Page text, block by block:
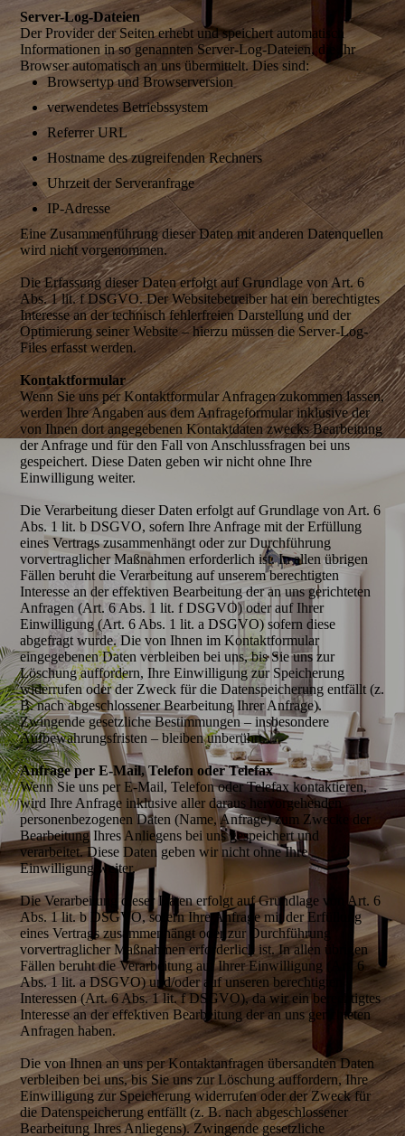
Server-Log-Dateien
Der Provider der Seiten erhebt und speichert automatisch
Informationen in so genannten Server-Log-Dateien, die Ihr
Browser automatisch an uns übermittelt. Dies sind:
Browsertyp und Browserversion
verwendetes Betriebssystem
Referrer URL
Hostname des zugreifenden Rechners
Uhrzeit der Serveranfrage
IP-Adresse
Eine Zusammenführung dieser Daten mit anderen Datenquellen
wird nicht vorgenommen.
Die Erfassung dieser Daten erfolgt auf Grundlage von Art. 6
Abs. 1 lit. f DSGVO. Der Websitebetreiber hat ein berechtigtes
Interesse an der technisch fehlerfreien Darstellung und der
Optimierung seiner Website – hierzu müssen die Server-Log-
Files erfasst werden.
Kontaktformular
Wenn Sie uns per Kontaktformular Anfragen zukommen lassen,
werden Ihre Angaben aus dem Anfrageformular inklusive der
von Ihnen dort angegebenen Kontaktdaten zwecks Bearbeitung
der Anfrage und für den Fall von Anschlussfragen bei uns
gespeichert. Diese Daten geben wir nicht ohne Ihre
Einwilligung weiter.
Die Verarbeitung dieser Daten erfolgt auf Grundlage von Art. 6
Abs. 1 lit. b DSGVO, sofern Ihre Anfrage mit der Erfüllung
eines Vertrags zusammenhängt oder zur Durchführung
vorvertraglicher Maßnahmen erforderlich ist. In allen übrigen
Fällen beruht die Verarbeitung auf unserem berechtigten
Interesse an der effektiven Bearbeitung der an uns gerichteten
Anfragen (Art. 6 Abs. 1 lit. f DSGVO) oder auf Ihrer
Einwilligung (Art. 6 Abs. 1 lit. a DSGVO) sofern diese
abgefragt wurde. Die von Ihnen im Kontaktformular
eingegebenen Daten verbleiben bei uns, bis Sie uns zur
Löschung auffordern, Ihre Einwilligung zur Speicherung
widerrufen oder der Zweck für die Datenspeicherung entfällt (z.
B. nach abgeschlossener Bearbeitung Ihrer Anfrage).
Zwingende gesetzliche Bestimmungen – insbesondere
Aufbewahrungsfristen – bleiben unberührt.
Anfrage per E-Mail, Telefon oder Telefax
Wenn Sie uns per E-Mail, Telefon oder Telefax kontaktieren,
wird Ihre Anfrage inklusive aller daraus hervorgehenden
personenbezogenen Daten (Name, Anfrage) zum Zwecke der
Bearbeitung Ihres Anliegens bei uns gespeichert und
verarbeitet. Diese Daten geben wir nicht ohne Ihre
Einwilligung weiter.
Die Verarbeitung dieser Daten erfolgt auf Grundlage von Art. 6
Abs. 1 lit. b DSGVO, sofern Ihre Anfrage mit der Erfüllung
eines Vertrags zusammenhängt oder zur Durchführung
vorvertraglicher Maßnahmen erforderlich ist. In allen übrigen
Fällen beruht die Verarbeitung auf Ihrer Einwilligung (Art. 6
Abs. 1 lit. a DSGVO) und/oder auf unseren berechtigten
Interessen (Art. 6 Abs. 1 lit. f DSGVO), da wir ein berechtigtes
Interesse an der effektiven Bearbeitung der an uns gerichteten
Anfragen haben.
Die von Ihnen an uns per Kontaktanfragen übersandten Daten
verbleiben bei uns, bis Sie uns zur Löschung auffordern, Ihre
Einwilligung zur Speicherung widerrufen oder der Zweck für
die Datenspeicherung entfällt (z. B. nach abgeschlossener
Bearbeitung Ihres Anliegens). Zwingende gesetzliche